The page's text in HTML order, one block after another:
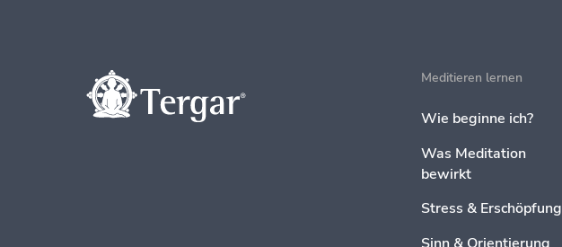
Meditieren lernen
Wie beginne ich?
Was Meditation
bewirkt
Stress & Erschöpfung